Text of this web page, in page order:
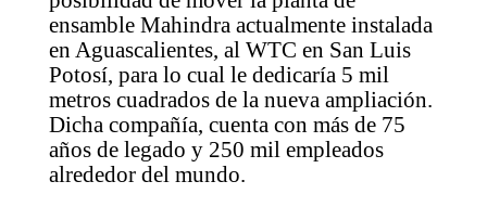
ensamble Mahindra actualmente instalada
en Aguascalientes, al WTC en San Luis
Potosí, para lo cual le dedicaría 5 mil
metros cuadrados de la nueva ampliación.
Dicha compañía, cuenta con más de 75
años de legado y 250 mil empleados
alrededor del mundo.